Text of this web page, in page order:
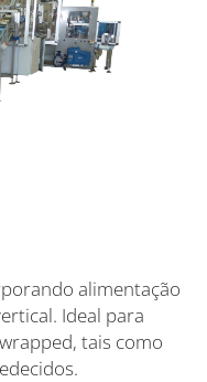
alimentação
Ideal para
tais como